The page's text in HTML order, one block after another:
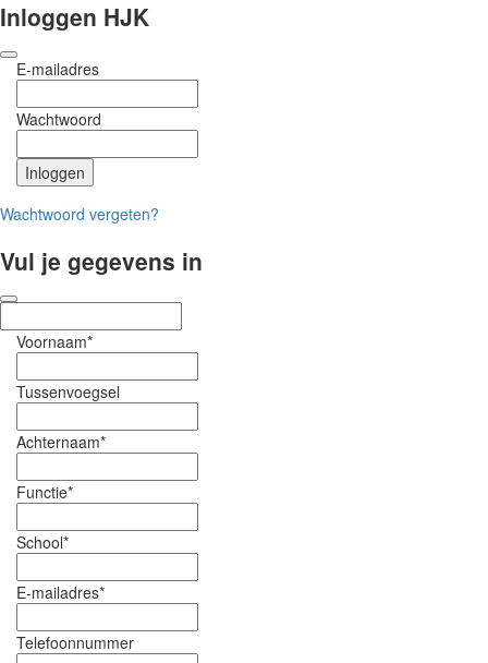
Inloggen HJK
E-mailadres
Wachtwoord
Wachtwoord vergeten?
Vul je gegevens in
Voornaam*
Tussenvoegsel
Achternaam*
Functie*
School*
E-mailadres*
Telefoonnummer